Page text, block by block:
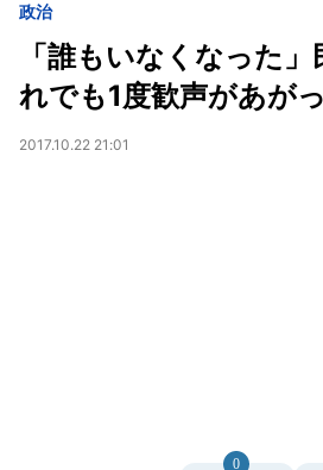
政治
「誰もいなくなった
れでも1度歓声があが
2017.10.22 21:01
0